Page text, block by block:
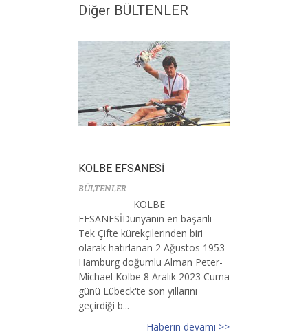
Diğer BÜLTENLER
KOLBE EFSANESİ
BÜLTENLER
KOLBE
EFSANESİDünyanın en başarılı
Tek Çifte kürekçilerinden biri
olarak hatırlanan 2 Ağustos 1953
Hamburg doğumlu Alman Peter-
Michael Kolbe 8 Aralık 2023 Cuma
günü Lübeck'te son yıllarını
geçirdiği b...
Haberin devamı >>